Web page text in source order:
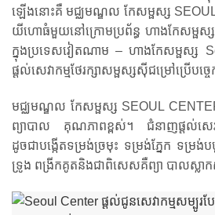
ឡើងនោះគឺ មជ្ឈមណ្ឌល កែសម្ផស្ស
យីហោធំមួយនៅក្រោមប្រព័ន្ធ ហាងកែសម្ផ
ក្នុងប្រទេសវៀតណាម – ហាងកែសម្ផស្ស
ផ្ដល់សេវាកម្មថែរក្សាសម្ផស្សស៊ីជម្រៅប្រើបច្
មជ្ឈមណ្ឌល កែសម្ផស្ស SEOUL
ព្យាបាល គុណភាពខ្ពស់។ ជំនាញផ្ដល់សេវា
ដូចជាបង្កើតទម្រង់ច្រមុះ ទម្រង់ភ្នែក ទម្រង់
ទ្រូង ពង្រីកគូតនិងជាពិសេសគឺព្យា បាលស្លាក